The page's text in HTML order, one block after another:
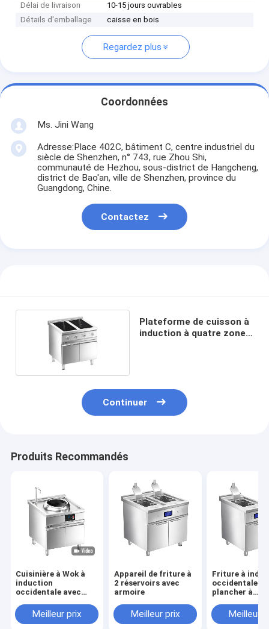
Délai de livraison
10-15 jours ouvrables
Détails d'emballage
caisse en bois
Regardez plus
Coordonnées
Ms. Jini Wang
Adresse:Place 402C, bâtiment C, centre industriel du
siècle de Shenzhen, n° 743, rue Zhou Shi,
communauté de Hezhou, sous-district de Hangcheng,
district de Bao'an, ville de Shenzhen, province du
Guangdong, Chine.
Contactez
Plateforme de cuisson à
induction à quatre zones
Continuer
Produits Recommandés
Cuisinière à Wok à
induction
occidentale avec
Meilleur prix
Appareil de friture à
2 réservoirs avec
armoire
Meilleur prix
Friture à
occidentale de
plancher à
automatique
réservoir avec
Meilleur